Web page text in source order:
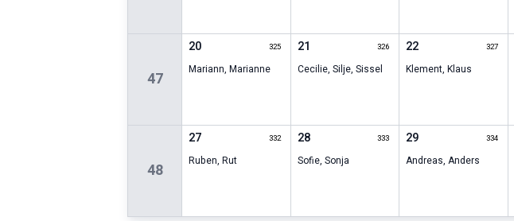
47
20 325
Mariann,Marianne
21 326
Cecilie, Silje, Sissel
22 327
Klement,Klaus
48
27 332
Ruben,Rut
28 333
Sofie, Sonja
29 334
Andreas,Anders